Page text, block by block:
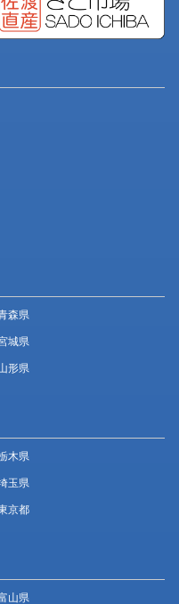
森県
城県
形県
木県
玉県
京都
山県